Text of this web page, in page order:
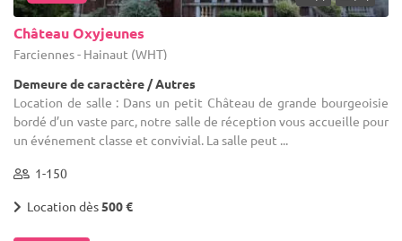
Château Oxyjeunes
Farciennes - Hainaut (WHT)
Demeure de caractère / Autres
Location de salle : Dans un petit Château de grande bourgeoisie
bordé d’un vaste parc, notre salle de réception vous accueille pour
un événement classe et convivial. La salle peut ...
1-150
Location dès500 €